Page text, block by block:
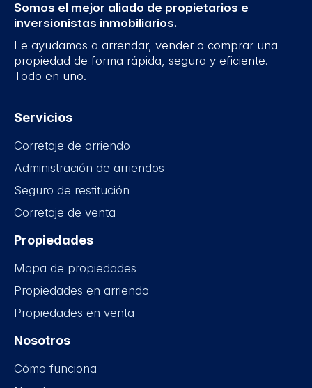
Somos el mejor aliado de propietarios e
inversionistas inmobiliarios.
Le ayudamos a arrendar, vender o comprar una
propiedad de forma rápida, segura y eficiente.
Todo en uno.
Servicios
Corretaje de arriendo
Administración de arriendos
Seguro de restitución
Corretaje de venta
Propiedades
Mapa de propiedades
Propiedades en arriendo
Propiedades en venta
Nosotros
Cómo funciona